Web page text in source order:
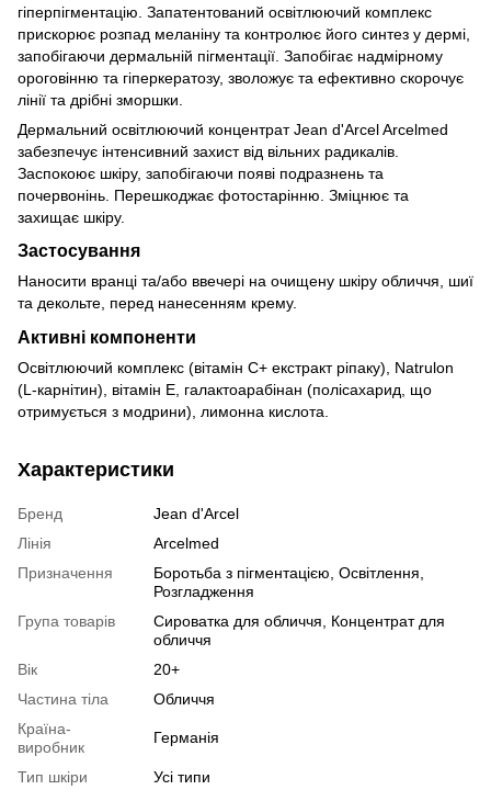
гіперпігментацію. Запатентований освітлюючий комплекс
прискорює розпад меланіну та контролює його синтез у дермі,
запобігаючи дермальній пігментації. Запобігає надмірному
ороговінню та гіперкератозу, зволожує та ефективно скорочує
лінії та дрібні зморшки.
Дермальний освітлюючий концентрат Jean d'Arcel Arcelmed
забезпечує інтенсивний захист від вільних радикалів.
Заспокоює шкіру, запобігаючи появі подразнень та
почервонінь. Перешкоджає фотостарінню. Зміцнює та
захищає шкіру.
Застосування
Наносити вранці та/або ввечері на очищену шкіру обличчя, шиї
та декольте, перед нанесенням крему.
Активні компоненти
Освітлюючий комплекс (вітамін С+ екстракт ріпаку), Natrulon
(L-карнітин), вітамін Е, галактоарабінан (полісахарид, що
отримується з модрини), лимонна кислота.
Характеристики
Бренд
Jean d'Arcel
Лінія
Arcelmed
Призначення
Боротьба з пігментацією, Освітлення,
Розгладження
Група товарів
Сироватка для обличчя, Концентрат для
обличчя
Вік
20+
Частина тіла
Обличчя
Країна-
виробник
Германія
Тип шкіри Усі типи